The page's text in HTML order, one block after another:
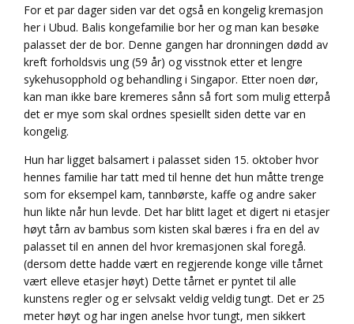
For et par dager siden var det også en kongelig kremasjon
her i Ubud. Balis kongefamilie bor her og man kan besøke
palasset der de bor. Denne gangen har dronningen dødd av
kreft forholdsvis ung (59 år) og visstnok etter et lengre
sykehusopphold og behandling i Singapor. Etter noen dør,
kan man ikke bare kremeres sånn så fort som mulig etterpå
det er mye som skal ordnes spesiellt siden dette var en
kongelig.
Hun har ligget balsamert i palasset siden 15. oktober hvor
hennes familie har tatt med til henne det hun måtte trenge
som for eksempel kam, tannbørste, kaffe og andre saker
hun likte når hun levde. Det har blitt laget et digert ni etasjer
høyt tårn av bambus som kisten skal bæres i fra en del av
palasset til en annen del hvor kremasjonen skal foregå.
(dersom dette hadde vært en regjerende konge ville tårnet
vært elleve etasjer høyt) Dette tårnet er pyntet til alle
kunstens regler og er selvsakt veldig veldig tungt. Det er 25
meter høyt og har ingen anelse hvor tungt, men sikkert